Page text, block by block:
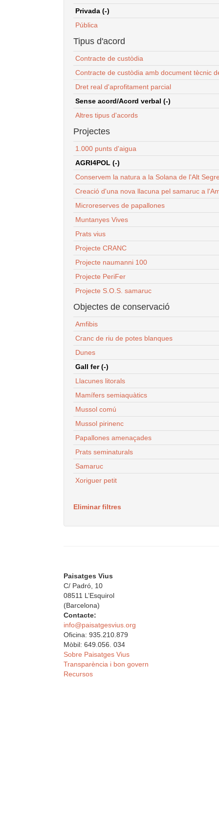
Privada (-)
Pública
Tipus d'acord
Contracte de custòdia
Contracte de custòdia amb document tècnic
Dret real d'aprofitament parcial
Sense acord/Acord verbal (-)
Altres tipus d'acords
Projectes
1.000 punts d'aigua
AGRI4POL (-)
Conservem la natura a la Solana de l'Alt
Creació d'una nova llacuna pel samaruc a
Microreserves de papallones
Muntanyes Vives
Prats vius
Projecte CRANC
Projecte naumanni 100
Projecte PeriFer
Projecte S.O.S. samaruc
Objectes de conservació
Amfibis
Cranc de riu de potes blanques
Dunes
Gall fer (-)
Llacunes litorals
Mamífers semiaquàtics
Mussol comú
Mussol pirinenc
Papallones amenaçades
Prats seminaturals
Samaruc
Xoriguer petit
Eliminar filtres
Paisatges Vius
C/ Padró, 10
08511 L’Esquirol
(Barcelona)
Contacte:
info@paisatgesvius.org
Oficina: 935.210.879
Mòbil: 649.056. 034
Sobre Paisatges Vius
Transparència i bon govern
Recursos